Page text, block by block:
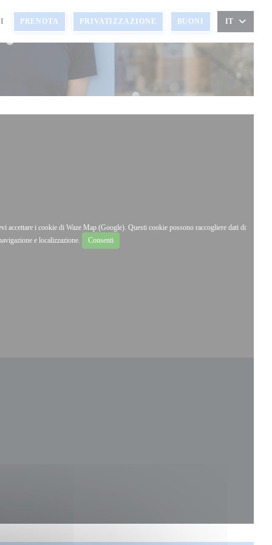
PRENOTA PRIVATIZZAZIONE BUONI IT
accettare i cookie di Waze Map (Google). Questi cookie possono raccogliere dati di
e localizzazione.
Consenti